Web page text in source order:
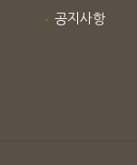
공지사항